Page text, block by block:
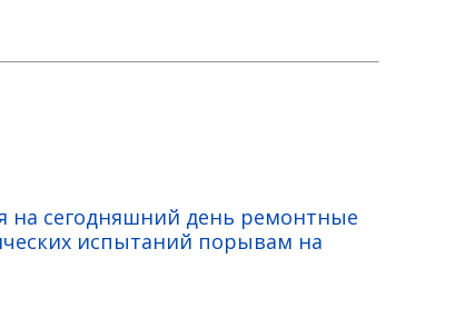
на сегодняшний день ремонтные
испытаний порывам на